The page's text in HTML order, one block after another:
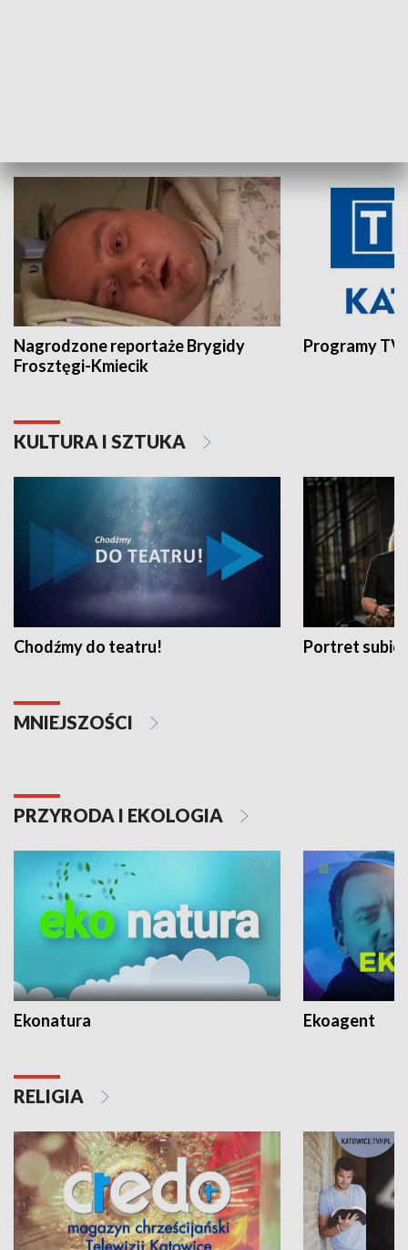
Nagrodzone reportaże Brygidy
Frosztęgi-Kmiecik
Programy
KULTURA I SZTUKA
Chodźmy do teatru! Portret
MNIEJSZOŚCI
PRZYRODA I EKOLOGIA
Ekonatura Ekoagent
RELIGIA